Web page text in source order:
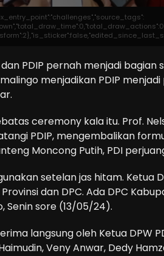
dan PDIP pernah menjadi
menjadikan PDIP
ceremony kala itu. Prof.
PDIP, mengembalikan
Moncong Putih, PDI
setelan jas hitam. Ketua
dan DPC. Ada DPC
Senin sore (13/05/24).
langsung oleh Ketua DPW
Veny Anwar, Dedy